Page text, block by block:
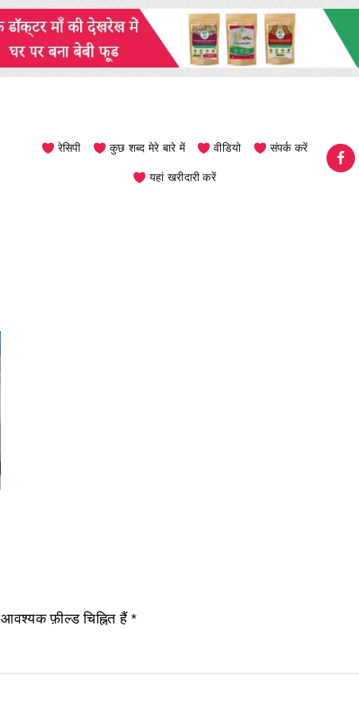
रेसिपी कुछ शब्द मेरे बारे में वीडियो संपर्क करें
यहां खरीदारी करें
आवश्यक फ़ील्ड चिह्नित हैं*